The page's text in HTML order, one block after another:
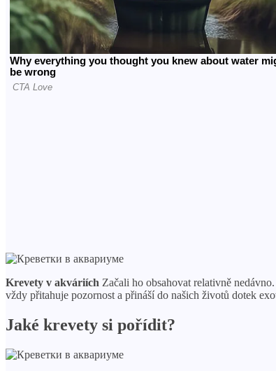
Krevety v akváriích Začali ho obsahovat relativně
vždy přitahuje pozornost a přináší do našich životů dotek
Jaké krevety si pořídit?